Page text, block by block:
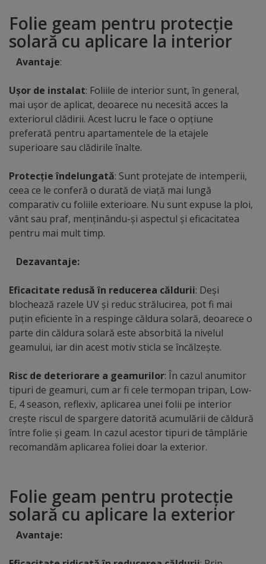
Folie geam pentru protecţie
solară cu aplicare la interior
Avantaje:
Ușor de instalat: Foliile de interior sunt, în general,
mai ușor de aplicat, deoarece nu necesită acces la
exteriorul clădirii. Acest lucru le face o opțiune
preferată pentru apartamentele de la etajele
superioare sau clădirile înalte.
Protecție îndelungată: Sunt protejate de intemperii,
ceea ce le conferă o durată de viață mai lungă
comparativ cu foliile exterioare. Nu sunt expuse la ploi,
vânt sau praf, menținându-și aspectul și eficacitatea
pentru mai mult timp.
Dezavantaje:
Eficacitate redusă în reducerea căldurii: Deși
blochează razele UV și reduc strălucirea, pot fi mai
puțin eficiente în a respinge căldura solară, deoarece o
parte din căldura solară este absorbită la nivelul
geamului, iar din acest motiv sticla se încălzeşte.
Risc de deteriorare a geamurilor: În cazul anumitor
tipuri de geamuri, cum ar fi cele termopan tripan, Low-
E, 4 season, reflexiv, aplicarea unei folii pe interior
crește riscul de spargere datorită acumulării de căldură
între folie și geam. In cazul acestor tipuri de tâmplărie
recomandăm aplicarea foliei doar la exterior.
Folie geam pentru protecţie
solară cu aplicare la exterior
Avantaje: